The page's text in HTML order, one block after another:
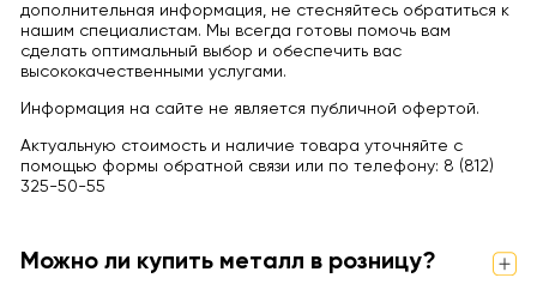
дополнительная информация, не стесняйтесь обратиться к
нашим специалистам. Мы всегда готовы помочь вам
сделать оптимальный выбор и обеспечить вас
высококачественными услугами.
Информация на сайте не является публичной офертой.
Актуальную стоимость и наличие товара уточняйте с
помощью формы обратной связи или по телефону: 8 (812)
325-50-55
Можно ли купить металл в розницу?